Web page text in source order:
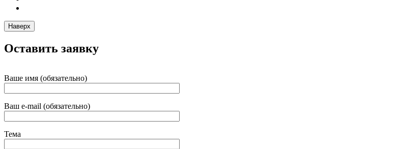
Наверх
Оставить заявку
Ваше имя (обязательно)
Ваш e-mail (обязательно)
Тема